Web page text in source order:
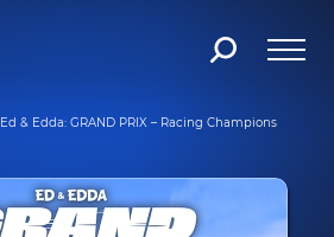
Ed & Edda: GRAND PRIX – Racing Champions